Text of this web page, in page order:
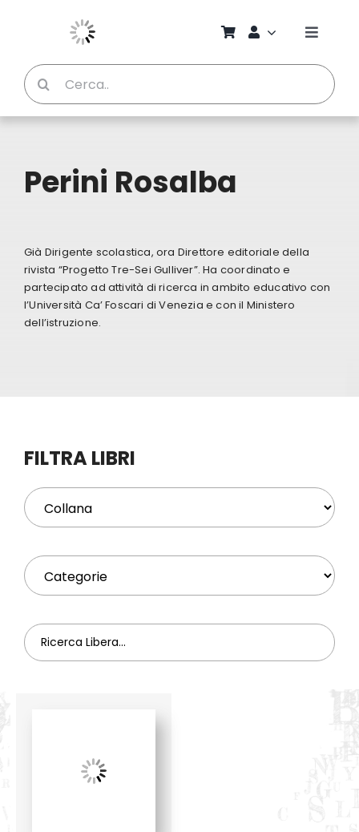
Toggle
Chi
Profilo
Cerca
per:
Perini Rosalba
Già Dirigente scolastica, ora Direttore editoriale della
rivista “Progetto Tre-Sei Gulliver”. Ha coordinato e
partecipato ad attività di ricerca in ambito educativo con
l’Università Ca’ Foscari di Venezia e con il Ministero
dell’istruzione.
FILTRA LIBRI